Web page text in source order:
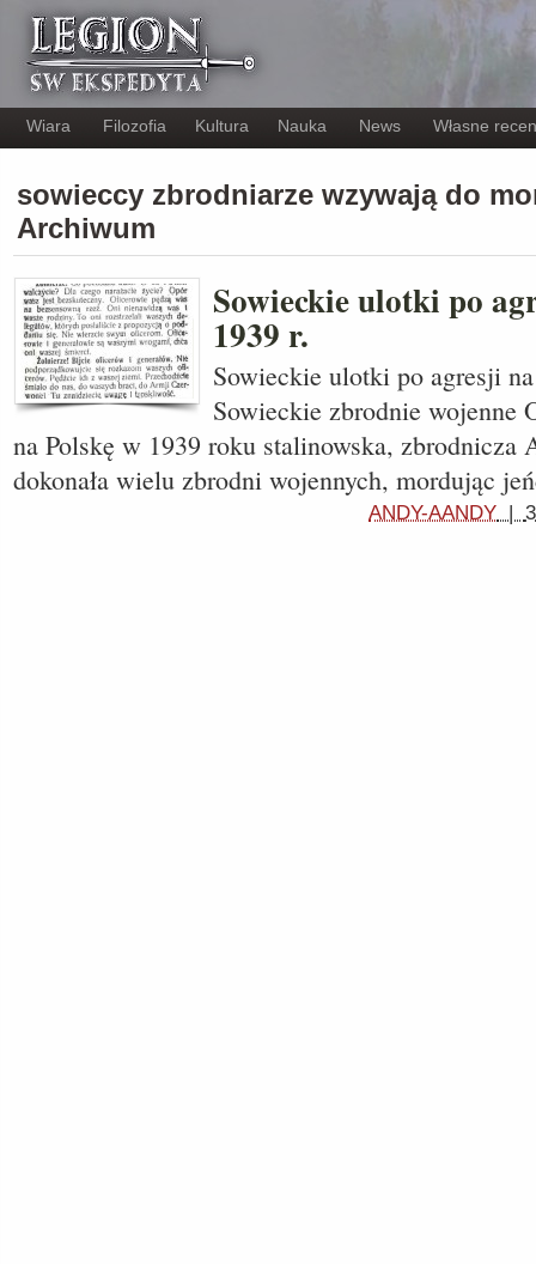
Wiara Filozofia Kultura Nauka News Własne
sowieccy zbrodniarze wzywają do
Archiwum
Sowieckie ulotki po
1939 r.
Sowieckie ulotki po agresji
Sowieckie zbrodnie wojenne
na Polskę w 1939 roku stalinowska, zbrodnicza
dokonała wielu zbrodni wojennych, mordując
ANDY-AANDY |